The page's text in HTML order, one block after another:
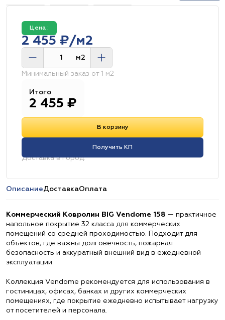
Цена :
2 455 ₽/м2
м2
Минимальный заказ от 1 м2
Итого
2 455 ₽
В корзину
Получить КП
Доставка в город:
ОписаниеДоставкаОплата
Коммерческий Ковролин BIG Vendome 158 — практичное
напольное покрытие 32 класса для коммерческих
помещений со средней проходимостью. Подходит для
объектов, где важны долговечность, пожарная
безопасность и аккуратный внешний вид в ежедневной
эксплуатации.
Коллекция Vendome рекомендуется для использования в
гостиницах, офисах, банках и других коммерческих
помещениях, где покрытие ежедневно испытывает нагрузку
от посетителей и персонала.